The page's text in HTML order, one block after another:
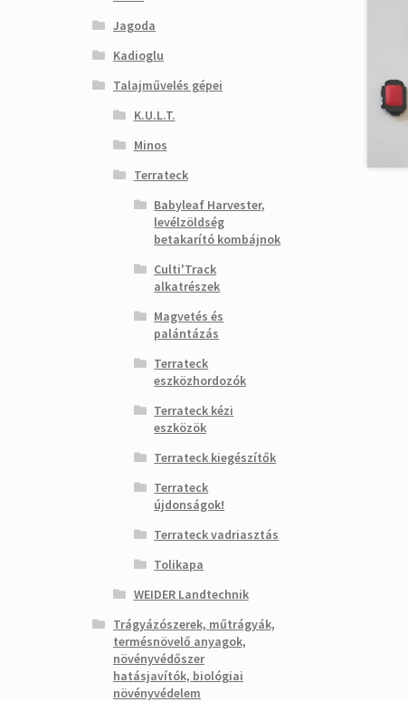
Jagoda
Kadioglu
Talajművelés gépei
K.U.L.T.
Minos
Terrateck
Babyleaf Harvester,
levélzöldség
betakarító kombájnok
Culti'Track
alkatrészek
Magvetés és
palántázás
Terrateck
eszközhordozók
Terrateck kézi
eszközök
Terrateck kiegészítők
Terrateck
újdonságok!
Terrateck vadriasztás
Tolikapa
WEIDER Landtechnik
Trágyázószerek, műtrágyák,
termésnövelő anyagok,
növényvédőszer
hatásjavítók, biológiai
növényvédelem